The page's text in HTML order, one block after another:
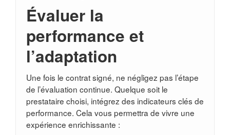
Évaluer la
performance et
l’adaptation
Une fois le contrat signé, ne négligez pas l’étape
de l’évaluation continue. Quelque soit le
prestataire choisi, intégrez des indicateurs clés de
performance. Cela vous permettra de vivre une
expérience enrichissante :